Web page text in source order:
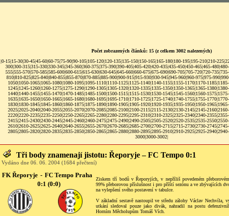
Počet zobrazených článků: 15 (z celkem 3002 nalezených)
|0-15|15-30|30-45|45-60|60-75|75-90|90-105|105-120|120-135|135-150|150-165|165-180|180-195|195-210|210-225|
300|300-315|315-330|330-345|345-360|360-375|375-390|390-405|405-420|420-435|435-450|450-465|465-480|
555|555-570|570-585|585-600|600-615|615-630|630-645|645-660|660-675|675-690|690-705|705-720|720-735|
810|810-825|825-840|840-855|855-870|870-885|885-900|900-915|915-930|930-945|945-960|960-975|975-990|
1050|1050-1065|1065-1080|1080-1095|1095-1110|1110-1125|1125-1140|1140-1155|1155-1170|1170-1185|
1245|1245-1260|1260-1275|1275-1290|1290-1305|1305-1320|1320-1335|1335-1350|1350-1365|1365-1380|
1440|1440-1455|1455-1470|1470-1485|1485-1500|1500-1515|1515-1530|1530-1545|1545-1560|1560-1575|
1635|1635-1650|1650-1665|1665-1680|1680-1695|1695-1710|1710-1725|1725-1740|1740-1755|1755-1770|
1830|1830-1845|1845-1860|1860-1875|1875-1890|1890-1905|1905-1920|1920-1935|1935-1950|1950-1965|
2025|2025-2040|2040-2055|2055-2070|2070-2085|2085-2100|2100-2115|2115-2130|2130-2145|2145-2160|
2220|2220-2235|2235-2250|2250-2265|2265-2280|2280-2295|2295-2310|2310-2325|2325-2340|2340-2355|
2415|2415-2430|2430-2445|2445-2460|2460-2475|2475-2490|2490-2505|2505-2520|2520-2535|2535-2550|
2610|2610-2625|2625-2640|2640-2655|2655-2670|2670-2685|2685-2700|2700-2715|2715-2730|2730-2745|
2805|2805-2820|2820-2835|2835-2850|2850-2865|2865-2880|2880-2895|2895-2910|2910-2925|2925-2940|
3000|3000-3002|
Tři body znamenají jistotu: Řeporyje – FC Tempo 0:1
Vydáno dne 06. 06. 2004 (1684 přečtení)
FK Řeporyje - FC Tempo Praha
0:1 (0:0)
Ziskem tří bodů v Řeporyjích, v nepříliš povedeném
99% přeborovou příslušnost i pro příští sezónu a ve zbývajících
na vylepšení svého postavení v tabulce.
V základní sestavě nastoupil ve středu zálohy Václav Nechvíla,
utkání sledoval pouze jako divák, nahradil na postu
Horním Měcholupům Tomáš Vích.